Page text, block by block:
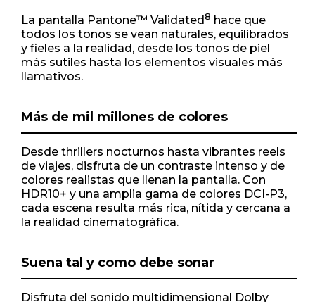
La pantalla Pantone™ Validated8 hace que
todos los tonos se vean naturales, equilibrados
y fieles a la realidad, desde los tonos de piel
más sutiles hasta los elementos visuales más
llamativos.
Más de mil millones de colores
Desde thrillers nocturnos hasta vibrantes reels
de viajes, disfruta de un contraste intenso y de
colores realistas que llenan la pantalla. Con
HDR10+ y una amplia gama de colores DCI-P3,
cada escena resulta más rica, nítida y cercana a
la realidad cinematográfica.
Suena tal y como debe sonar
Disfruta del sonido multidimensional Dolby